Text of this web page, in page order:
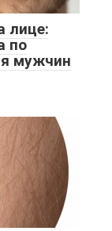
лице:
по
мужчин